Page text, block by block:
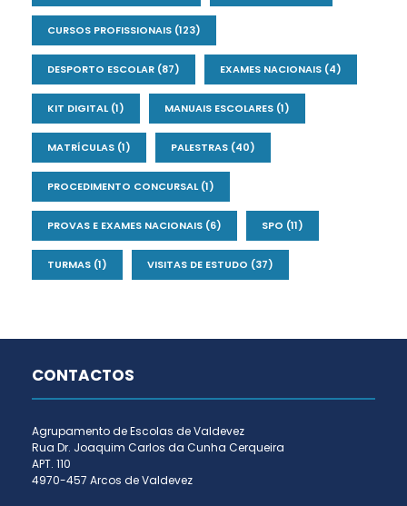
CURSOS PROFISSIONAIS (123)
DESPORTO ESCOLAR (87) EXAMES NACIONAIS (4)
KIT DIGITAL(1) MANUAIS ESCOLARES (1)
MATRÍCULAS (1) PALESTRAS (40)
PROCEDIMENTO CONCURSAL(1)
PROVAS E EXAMES NACIONAIS (6) SPO (11)
TURMAS (1) VISITAS DE ESTUDO (37)
CONTACTOS
Agrupamento de Escolas de Valdevez
Rua Dr. Joaquim Carlos da Cunha Cerqueira
APT. 110
4970-457 Arcos de Valdevez